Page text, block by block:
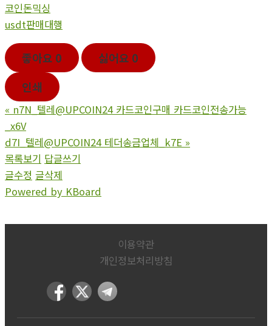
코인돈믹싱
usdt판매대행
좋아요 0 싫어요 0
인쇄
« n7N_텔레@UPCOIN24 카드코인구매 카드코인전송가능
_x6V
d7I_텔레@UPCOIN24 테더송금업체_k7E »
목록보기 답글쓰기
글수정 글삭제
Powered by KBoard
이용약관
개인정보처리방침